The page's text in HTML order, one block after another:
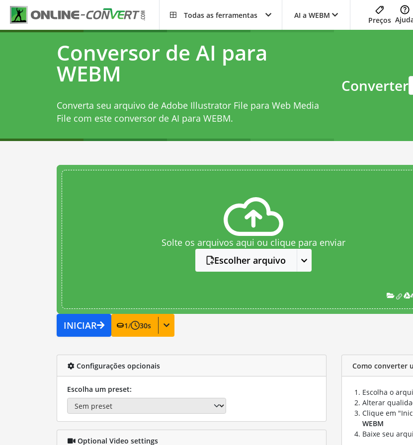
Todas as ferramentas AI a WEBM
Preços
Conversor de AI para
WEBM
Converta seu arquivo de Adobe Illustrator File para Web Media
File com este conversor de AI para WEBM.
Converter
Solte os arquivos aqui ou clique para enviar
Escolher arquivo
INICIAR 1/ 30s
Configurações opcionais
Escolha um preset:
Optional Video settings
Como converter
Escolha o
Alterar
Clique em
WEBM
Baixe seu